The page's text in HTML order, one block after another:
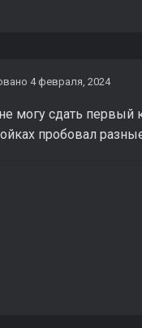
4 февраля, 2024
могу сдать первый
пробовал